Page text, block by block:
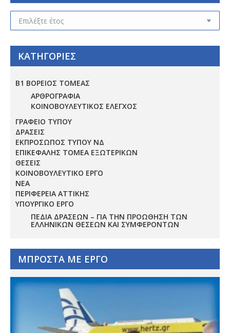
ΑΡΧΕΙΟ
ΚΑΤΗΓΟΡΙΕΣ
Β1 ΒΟΡΕΙΟΣ ΤΟΜΕΑΣ
ΑΡΘΡΟΓΡΑΦΙΑ
ΚΟΙΝΟΒΟΥΛΕΥΤΙΚΟΣ ΕΛΕΓΧΟΣ
ΓΡΑΦΕΙΟ ΤΥΠΟΥ
ΔΡΑΣΕΙΣ
ΕΚΠΡΟΣΩΠΟΣ ΤΥΠΟΥ ΝΔ
ΕΠΙΚΕΦΑΛΗΣ ΤΟΜΕΑ ΕΞΩΤΕΡΙΚΩΝ
ΘΕΣΕΙΣ
ΚΟΙΝΟΒΟΥΛΕΥΤΙΚΟ ΕΡΓΟ
ΝΕΑ
ΠΕΡΙΦΕΡΕΙΑ ΑΤΤΙΚΗΣ
ΥΠΟΥΡΓΙΚΟ ΕΡΓΟ
ΠΕΔΊΑ ΔΡΆΣΕΩΝ – ΓΙΑ ΤΗΝ ΠΡΟΏΘΗΣΗ ΤΩΝ
ΕΛΛΗΝΙΚΏΝ ΘΈΣΕΩΝ ΚΑΙ ΣΥΜΦΕΡΌΝΤΩΝ
ΜΠΡΟΣΤΑ ΜΕ ΕΡΓΟ